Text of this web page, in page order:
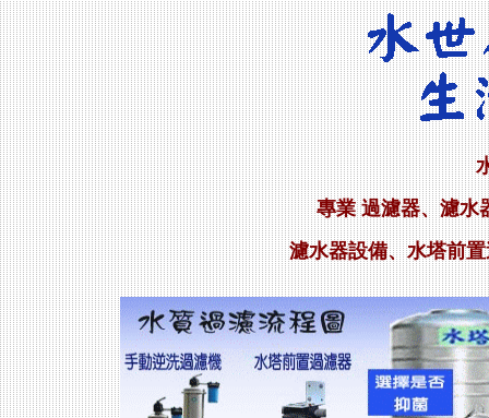
專業 過濾器、濾水
濾水器設備、水塔前